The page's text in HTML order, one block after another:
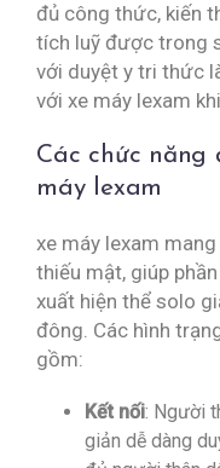
đủ công thức, kiến
tích luỹ được trong
với duyệt y tri thức
với xe máy lexam
Các chức năng
máy lexam
xe máy lexam
thiếu mật, giúp
xuất hiện thể solo
đông. Các hình
gồm:
Kết nối: Người
giản dễ dàng